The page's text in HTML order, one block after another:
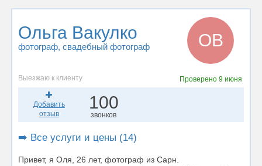
Ольга Вакулко
фотограф, свадебный фотограф ОВ
Выезжаю к клиенту Проверено 9 июня
Добавить
отзыв
100
звонков
➡️ Все услуги и цены (14)
Привет, я Оля, 26 лет, фотограф из Сарн.